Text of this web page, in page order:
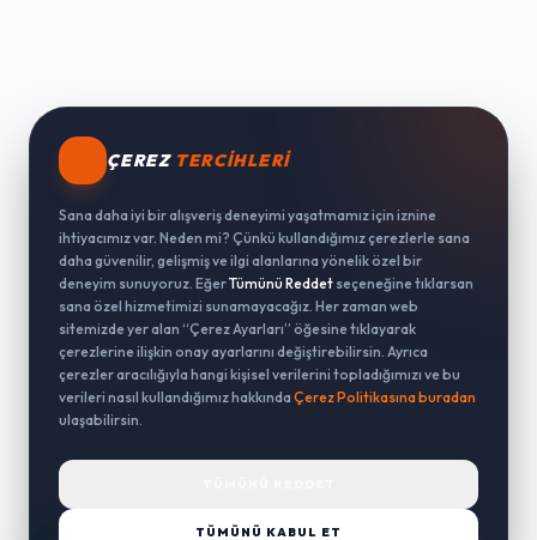
ÇEREZ TERCIHLERI
Sana daha iyi bir alışveriş deneyimi yaşatmamız için iznine
ihtiyacımız var. Neden mi? Çünkü kullandığımız çerezlerle sana
daha güvenilir, gelişmiş ve ilgi alanlarına yönelik özel bir
deneyim sunuyoruz. EğerTümünü Reddet seçeneğine tıklarsan
sana özel hizmetimizi sunamayacağız. Her zaman web
sitemizde yer alan “Çerez Ayarları” öğesine tıklayarak
çerezlerine ilişkin onay ayarlarını değiştirebilirsin. Ayrıca
çerezler aracılığıyla hangi kişisel verilerini topladığımızı ve bu
verileri nasıl kullandığımız hakkında Çerez Politikasına buradan
ulaşabilirsin.
TÜMÜNÜ KABUL ET